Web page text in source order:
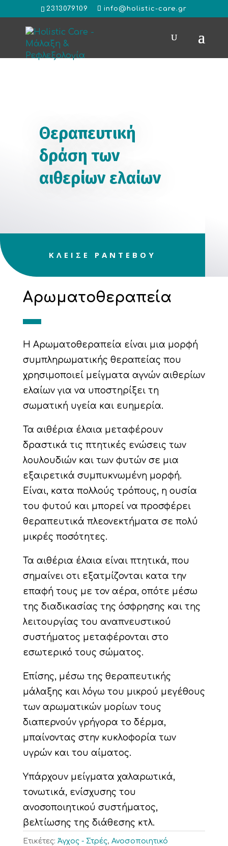
2313079109 info@holistic-care.gr
Θεραπευτική
δράση των
αιθερίων ελαίων
ΚΛΕΙΣΕ ΡΑΝΤΕΒΟΥ
Αρωματοθεραπεία
Η Αρωματοθεραπεία είναι μια μορφή
συμπληρωματικής θεραπείας που
χρησιμοποιεί μείγματα αγνών αιθερίων
ελαίων για να υποστηρίξει τη
σωματική υγεία και ευημερία.
Τα αιθέρια έλαια μεταφέρουν
δραστικά τις πτητικές ενώσεις των
λουλουδιών και των φυτών σε μια
εξαιρετικά συμπυκνωμένη μορφή.
Είναι, κατα πολλούς τρόπους, η ουσία
του φυτού και μπορεί να προσφέρει
θεραπευτικά πλεονεκτήματα σε πολύ
μικρές ποσότητες.
Τα αιθέρια έλαια είναι πτητικά, που
σημαίνει οτι εξατμίζονται κατα την
επαφή τους με τον αέρα, οπότε μέσω
της διαδικασίας της όσφρησης και της
λειτουργίας του αναπνευστικού
συστήματος μεταφέρονται στο
εσωτερικό τους σώματος.
Επίσης, μέσω της θεραπευτικής
μάλαξης και λόγω του μικρού μεγέθους
των αρωματικών μορίων τους
διαπερνούν γρήγορα το δέρμα,
μπαίνοντας στην κυκλοφορία των
υγρών και του αίματος.
Υπάρχουν μείγματα χαλαρωτικά,
τονωτικά, ενίσχυσης του
ανοσοποιητικού συστήματος,
βελτίωσης της διάθεσης κτλ.
Ετικέτες: Άγχος - Στρές, Ανοσοποιητικό